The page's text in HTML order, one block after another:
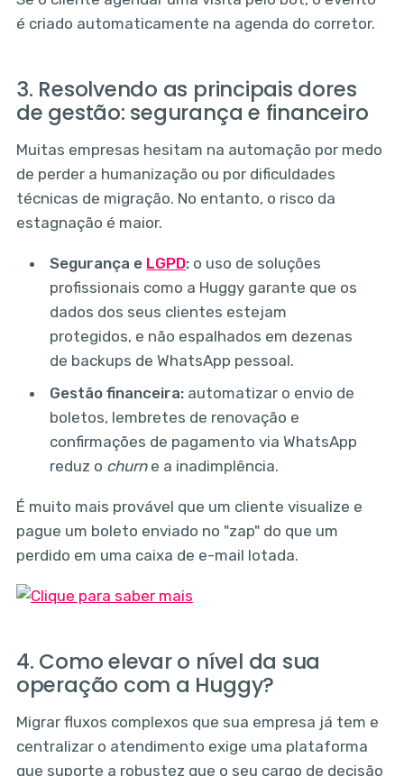
é criado automaticamente na agenda do corretor.
3. Resolvendo as principais dores
de gestão: segurança e financeiro
Muitas empresas hesitam na automação por medo
de perder a humanização ou por dificuldades
técnicas de migração. No entanto, o risco da
estagnação é maior.
Segurança e LGPD: o uso de soluções
profissionais como a Huggy garante que os
dados dos seus clientes estejam
protegidos, e não espalhados em dezenas
de backups de WhatsApp pessoal.
Gestão financeira: automatizar o envio de
boletos, lembretes de renovação e
confirmações de pagamento via WhatsApp
reduz o churne a inadimplência.
É muito mais provável que um cliente visualize e
pague um boleto enviado no "zap" do que um
perdido em uma caixa de e-mail lotada.
4. Como elevar o nível da sua
operação com a Huggy?
Migrar fluxos complexos que sua empresa já tem e
centralizar o atendimento exige uma plataforma
que suporte a robustez que o seu cargo de decisão